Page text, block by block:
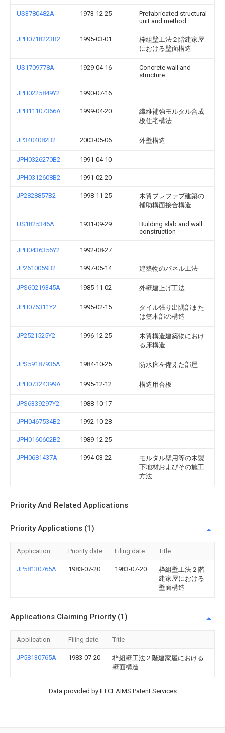
US3780482A 1973-12-25
Prefabricated structural
unit and method
JPH0718223B2 1995-03-01
枠組壁工法２階建家屋
における壁面構造
US1709778A 1929-04-16
Concrete wall and
structure
JPH0225849Y2 1990-07-16
JPH11107366A 1999-04-20
繊維補強モルタル合成
板住宅構法
JP3404082B2 2003-05-06 外壁構造
JPH0326270B2 1991-04-10
JPH0312608B2 1991-02-20
JP2828857B2 1998-11-25
木質プレファブ建築の
補助構面接合構造
US1825346A 1931-09-29
Building slab and wall
construction
JPH0436356Y2 1992-08-27
JP2610059B2 1997-05-14 建築物のパネル工法
JPS60219345A 1985-11-02 外壁建上げ工法
JPH076311Y2 1995-02-15
タイル張り出隅部また
は笠木部の構造
JP2521525Y2 1996-12-25
木質構造建築物におけ
る床構造
JPS59187935A 1984-10-25 防水床を備えた部屋
JPH07324399A 1995-12-12 構造用合板
JPS6339297Y2 1988-10-17
JPH0467534B2 1992-10-28
JPH0160602B2 1989-12-25
JPH0681437A 1994-03-22
モルタル壁用等の木製
下地材およびその施工
方法
Priority And Related Applications
Priority Applications (1)
Application Priority date Filing date Title
JP58130765A 1983-07-20 1983-07-20
枠組壁工法２階
建家屋における
壁面構造
Applications Claiming Priority (1)
Application Filing date Title
JP58130765A 1983-07-20
枠組壁工法２階建家屋における
壁面構造
Data provided by IFI CLAIMS Patent Services